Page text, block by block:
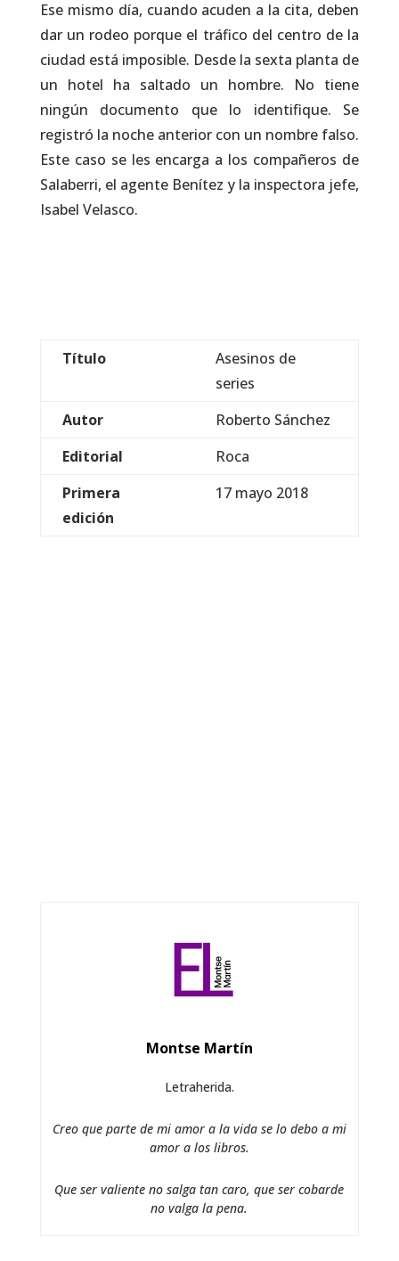
Ese mismo día, cuando acuden a la cita, deben
dar un rodeo porque el tráfico del centro de la
ciudad está imposible. Desde la sexta planta de
un hotel ha saltado un hombre. No tiene
ningún documento que lo identifique. Se
registró la noche anterior con un nombre falso.
Este caso se les encarga a los compañeros de
Salaberri, el agente Benítez y la inspectora jefe,
Isabel Velasco.
Título
Asesinos de
series
Autor
Roberto Sánchez
Editorial
Roca
Primera
edición
17 mayo 2018
Montse Martín
Letraherida.
Creo que parte de mi amor a la vida se lo debo a mi
amor a los libros.
Que ser valiente no salga tan caro, que ser cobarde
no valga la pena.